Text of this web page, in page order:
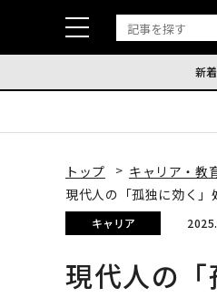
新
トップ キャリア・教
現代人の「孤独に効く
キャリア
現代人の